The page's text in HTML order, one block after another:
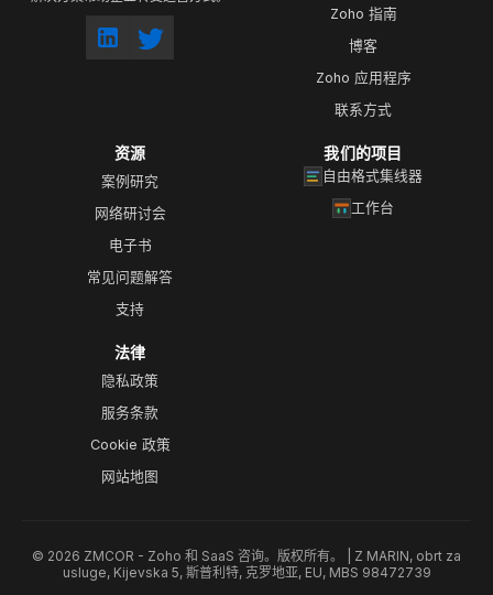
Zoho 指南
博客
Zoho 应用程序
联系方式
资源
案例研究
网络研讨会
电子书
常见问题解答
支持
我们的项目
自由格式集线器
工作台
法律
隐私政策
服务条款
Cookie 政策
网站地图
© 2026 ZMCOR - Zoho 和 SaaS 咨询。版权所有。 | Z MARIN, obrt za
usluge, Kijevska 5, 斯普利特, 克罗地亚, EU, MBS 98472739